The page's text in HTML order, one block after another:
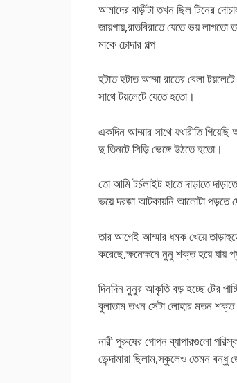
আমাদের বাড়ীটা তখন ছিল টিনের
জায়গায়,রাতবিরাতে যেতে ভয়
মাকে চোদার গল্প
হটাত হটাত আম্মা রাতের বেলা
সাথে টয়লেটে যেতে হতো।
একদিন আম্মার সাথে যথারীতি
দু তিনটে সিড়ি ভেঙ্গে উঠতে হতো।
তো আমি টর্চলাইট হাতে দাড়াতে
ভয়ে দরজা আটকায়নি আলোটা পড়তে
তার আগেই আম্মার ধমক খেয়ে
করেছে,ক্ষনেক্ষনে নুনু শক্ত হয়ে যায়
দিনদিন নুনুর আকৃতি বড় হচ্ছে টের
বুলাতাম তখন সেটা লোহার মতন
নারী পুরুষের গোপন ব্যাপারগুলো
ভেন্দামারা ছিলাম,স্কুলেও তেমন বন্ধু